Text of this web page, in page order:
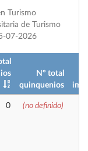
Turismo
de Turismo
07-2026
Nº total
quinquenios
0 (no definido)